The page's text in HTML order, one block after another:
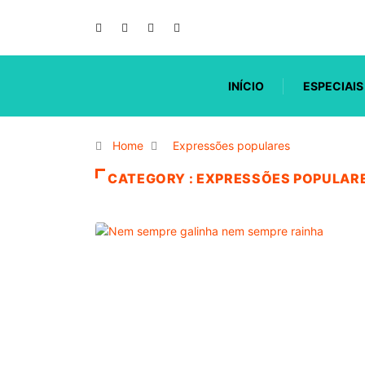
INÍCIO ESPECIAIS
Home Expressões populares
CATEGORY : EXPRESSÕES